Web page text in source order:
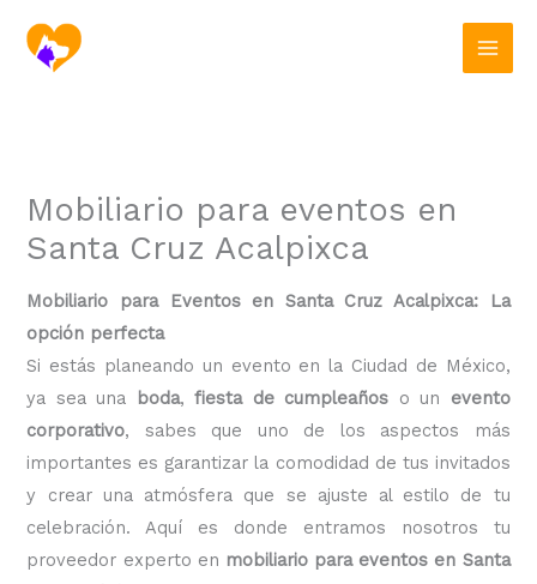
contenido
Mobiliario para eventos en
Santa Cruz Acalpixca
Mobiliario para Eventos en Santa Cruz Acalpixca: La
opción perfecta
Si estás planeando un evento en la Ciudad de México,
ya sea una
boda,fiesta de cumpleaños o un evento
corporativo, sabes que uno de los aspectos más
importantes es garantizar la comodidad de tus invitados
y crear una atmósfera que se ajuste al estilo de tu
celebración. Aquí es donde entramos nosotros tu
proveedor experto en mobiliario para eventos en Santa